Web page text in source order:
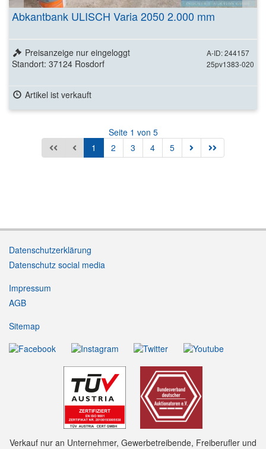
Abkantbank ULISCH Varia 2050 2.000 mm
A-ID: 244157
25pv1383-020
Preisanzeige nur eingeloggt
Standort: 37124 Rosdorf
Artikel ist verkauft
Seite 1 von 5
1
2 3 4 5
Datenschutzerklärung
Datenschutz social media
Impressum
AGB
Sitemap
Verkauf nur an Unternehmer, Gewerbetreibende, Freiberufler und